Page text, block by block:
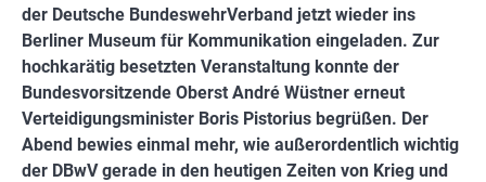
der Deutsche BundeswehrVerband jetzt wieder ins
Berliner Museum für Kommunikation eingeladen. Zur
hochkarätig besetzten Veranstaltung konnte der
Bundesvorsitzende Oberst André Wüstner erneut
Verteidigungsminister Boris Pistorius begrüßen. Der
Abend bewies einmal mehr, wie außerordentlich wichtig
der DBwV gerade in den heutigen Zeiten von Krieg und